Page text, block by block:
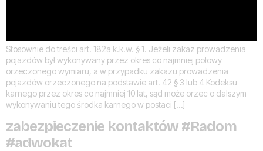
Stosownie do treści art. 182a k.k.w. § 1. Jeżeli zakaz prowadzenia
pojazdów był wykonywany przez okres co najmniej połowy
orzeczonego wymiaru, a w przypadku zakazu prowadzenia
pojazdów orzeczonego na podstawie art. 42 § 3 lub 4 Kodeksu
karnego przez okres co najmniej 10 lat, sąd może orzec o dalszym
wykonywaniu tego środka karnego w postaci […]
zabezpieczenie kontaktów #Radom
#adwokat